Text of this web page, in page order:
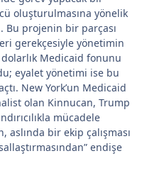
oluşturulmasına yönelik
Bu projenin bir parçası
gerekçesiyle yönetimin
Medicaid fonunu
eyalet yönetimi ise bu
New York’un Medicaid
olan Kinnucan, Trump
mücadele
aslında bir ekip çalışması
endişe